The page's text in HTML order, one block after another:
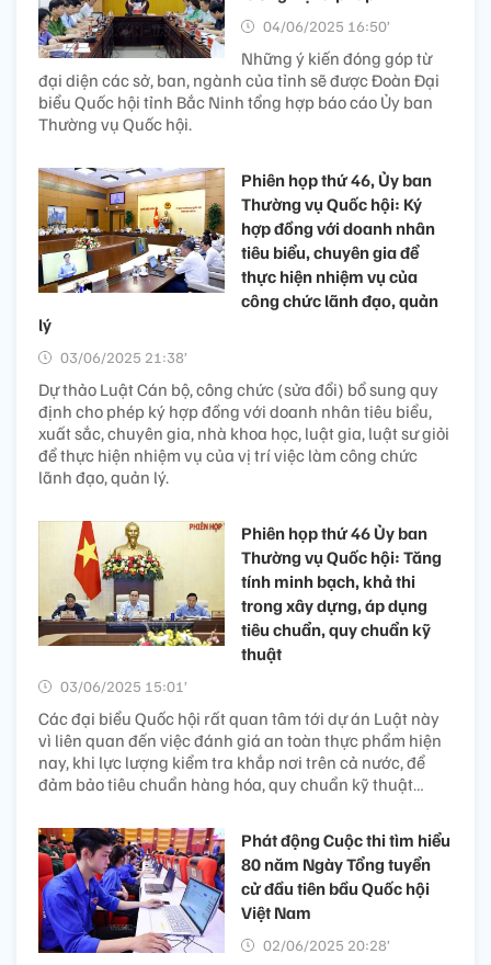
04/06/2025 16:50’
Những ý kiến đóng góp từ
đại diện các sở, ban, ngành của tỉnh sẽ được Đoàn Đại
biểu Quốc hội tỉnh Bắc Ninh tổng hợp báo cáo Ủy ban
Thường vụ Quốc hội.
Phiên họp thứ 46, Ủy ban
Thường vụ Quốc hội: Ký
hợp đồng với doanh nhân
tiêu biểu, chuyên gia để
thực hiện nhiệm vụ của
công chức lãnh đạo, quản
lý
03/06/2025 21:38’
Dự thảo Luật Cán bộ, công chức (sửa đổi) bổ sung quy
định cho phép ký hợp đồng với doanh nhân tiêu biểu,
xuất sắc, chuyên gia, nhà khoa học, luật gia, luật sư giỏi
để thực hiện nhiệm vụ của vị trí việc làm công chức
lãnh đạo, quản lý.
Phiên họp thứ 46 Ủy ban
Thường vụ Quốc hội: Tăng
tính minh bạch, khả thi
trong xây dựng, áp dụng
tiêu chuẩn, quy chuẩn kỹ
thuật
03/06/2025 15:01’
Các đại biểu Quốc hội rất quan tâm tới dự án Luật này
vì liên quan đến việc đánh giá an toàn thực phẩm hiện
nay, khi lực lượng kiểm tra khắp nơi trên cả nước, để
đảm bảo tiêu chuẩn hàng hóa, quy chuẩn kỹ thuật…
Phát động Cuộc thi tìm hiểu
80 năm Ngày Tổng tuyển
cử đầu tiên bầu Quốc hội
Việt Nam
02/06/2025 20:28’